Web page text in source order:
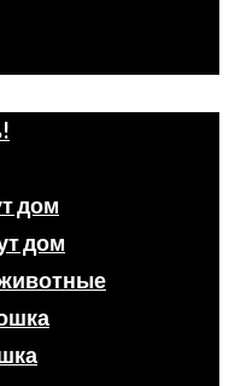
дом
дом